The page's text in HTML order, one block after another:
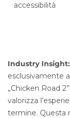
accessibilità
Industry Insight:
esclusivamente
„Chicken Road
valorizza
termine. Questa